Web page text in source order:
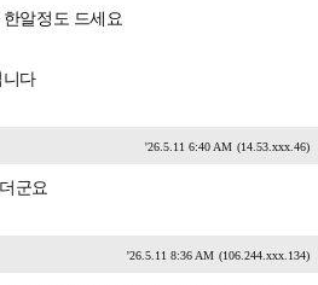
알정도 드세요
니다
'26.5.11 6:40 AM (14.53.xxx.46)
군요
'26.5.11 8:36 AM (106.244.xxx.134)